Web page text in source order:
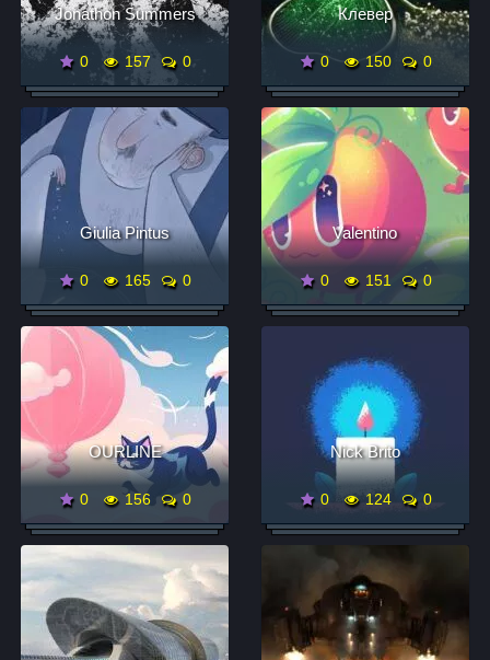
Jonathon Summers
0 157 0
Клевер
0 150 0
Giulia Ρintus
0 165 0
Valentino
0 151 0
OURLINE
0 156 0
Nick Brito
0 124 0